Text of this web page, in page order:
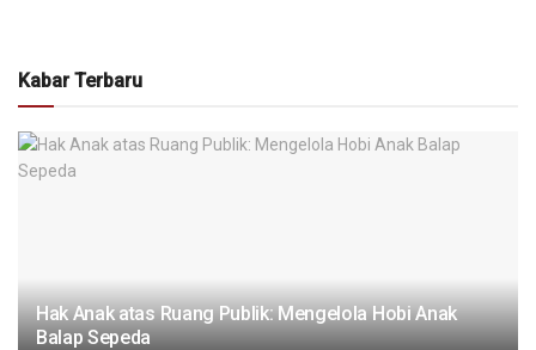
Kabar Terbaru
Hak Anak atas Ruang Publik: Mengelola Hobi Anak
Balap Sepeda